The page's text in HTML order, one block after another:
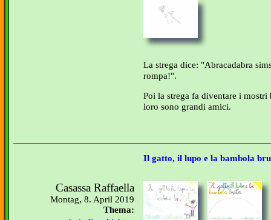
La strega dice: "Abracadabra
rompa!".
Poi la strega fa diventare i
loro sono grandi amici.
Il gatto, il lupo e la bambola
Casassa Raffaella
Montag, 8. April 2019
Thema: